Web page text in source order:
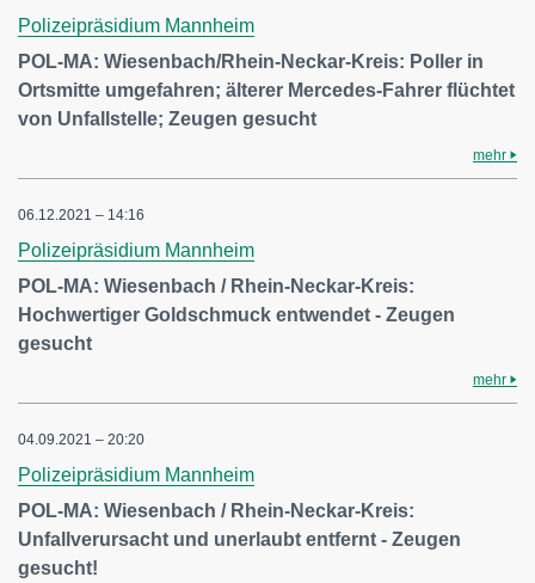
Polizeipräsidium Mannheim
POL-MA: Wiesenbach/Rhein-Neckar-Kreis: Poller in
Ortsmitte umgefahren; älterer Mercedes-Fahrer flüchtet
von Unfallstelle; Zeugen gesucht
mehr
06.12.2021 – 14:16
Polizeipräsidium Mannheim
POL-MA: Wiesenbach / Rhein-Neckar-Kreis:
Hochwertiger Goldschmuck entwendet - Zeugen
gesucht
mehr
04.09.2021 – 20:20
Polizeipräsidium Mannheim
POL-MA: Wiesenbach / Rhein-Neckar-Kreis:
Unfallverursacht und unerlaubt entfernt - Zeugen
gesucht!